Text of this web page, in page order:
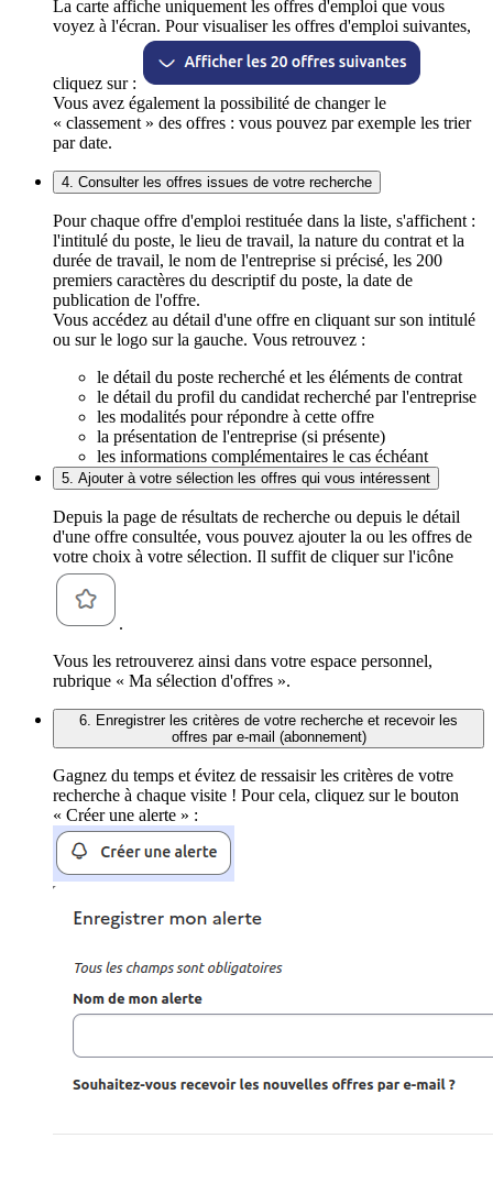
La carte affiche uniquement les offres d'emploi que vous
voyez à l'écran. Pour visualiser les offres d'emploi suivantes,
cliquez sur :
Vous avez également la possibilité de changer le
« classement » des offres : vous pouvez par exemple les trier
par date.
4. Consulter les offres issues de votre recherche
Pour chaque offre d'emploi restituée dans la liste, s'affichent :
l'intitulé du poste, le lieu de travail, la nature du contrat et la
durée de travail, le nom de l'entreprise si précisé, les 200
premiers caractères du descriptif du poste, la date de
publication de l'offre.
Vous accédez au détail d'une offre en cliquant sur son intitulé
ou sur le logo sur la gauche. Vous retrouvez :
le détail du poste recherché et les éléments de contrat
le détail du profil du candidat recherché par l'entreprise
les modalités pour répondre à cette offre
la présentation de l'entreprise (si présente)
les informations complémentaires le cas échéant
5. Ajouter à votre sélection les offres qui vous intéressent
Depuis la page de résultats de recherche ou depuis le détail
d'une offre consultée, vous pouvez ajouter la ou les offres de
votre choix à votre sélection. Il suffit de cliquer sur l'icône
.
Vous les retrouverez ainsi dans votre espace personnel,
rubrique « Ma sélection d'offres ».
6. Enregistrer les critères de votre recherche et recevoir les
offres par e-mail (abonnement)
Gagnez du temps et évitez de ressaisir les critères de votre
recherche à chaque visite ! Pour cela, cliquez sur le bouton
« Créer une alerte » :